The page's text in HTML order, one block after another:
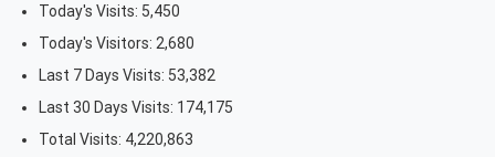
Today's Visits: 5,450
Today's Visitors: 2,680
Last 7 Days Visits: 53,382
Last 30 Days Visits: 174,175
Total Visits: 4,220,863